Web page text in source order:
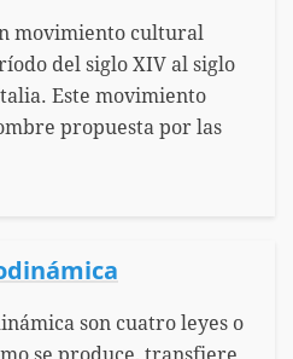
movimiento cultural
del siglo XIV al siglo
Este movimiento
propuesta por las
son cuatro leyes o